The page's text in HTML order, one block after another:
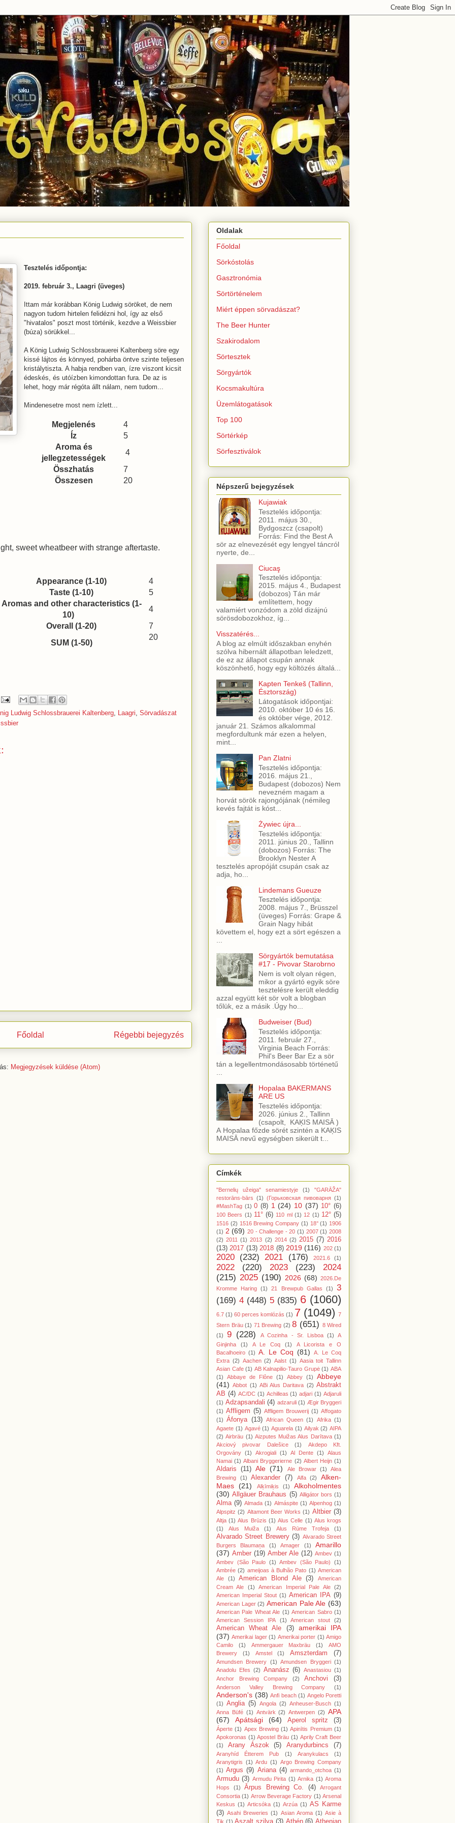
Tesztelés időpontja:
2019. február 3., Laagri (üveges)
Ittam már korábban König Ludwig söröket, de nem
nagyon tudom hirtelen felidézni hol, így az első
"hivatalos" poszt most történik, kezdve a Weissbier
(búza) sörükkel...
A König Ludwig Schlossbrauerei Kaltenberg söre egy
kissé lájtos és könnyed, pohárba öntve szinte teljesen
kristálytiszta. A habja rendben van, ízre viszont kicsit
édeskés, és utóízben kimondottan fura. De az is
lehet, hogy már régóta állt nálam, nem tudom...
Mindenesetre most nem ízlett...
Megjelenés
4
Íz
5
Aroma és
jellegzetességek
4
Összhatás
7
Összesen
20
sweet wheatbeer with strange aftertaste.
Appearance (1-10)
4
Taste (1-10)
5
Aromas and other characteristics (1-
10)
4
Overall (1-20)
7
SUM (1-50)
20
Ludwig Schlossbrauerei Kaltenberg, Laagri, Sörvadászat
Régebbi bejegyzés
Főoldal
Megjegyzések küldése (Atom)
Oldalak
Főoldal
Sörkóstolás
Gasztronómia
Sörtörténelem
Miért éppen sörvadászat?
The Beer Hunter
Szakirodalom
Sörtesztek
Sörgyártók
Kocsmakultúra
Üzemlátogatások
Top 100
Sörtérkép
Sörfesztiválok
Népszerű bejegyzések
Kujawiak
Tesztelés időpontja:
2011. május 30.,
Bydgoszcz (csapolt)
Forrás: Find the Best A
sör az elnevezését egy lengyel táncról
nyerte, de...
Ciucaş
Tesztelés időpontja:
2015. május 4., Budapest
(dobozos) Tán már
említettem, hogy
valamiért vonzódom a zöld dizájnú
sörösdobozokhoz, íg...
Visszatérés...
A blog az elmúlt időszakban enyhén
szólva hibernált állapotban leledzett,
de ez az állapot csupán annak
köszönhető, hogy egy költözés általá...
Kapten Tenkeš (Tallinn,
Észtország)
Látogatások időpontjai:
2010. október 10 és 16.
és október vége, 2012.
január 21. Számos alkalommal
megfordultunk már ezen a helyen,
mint...
Pan Zlatni
Tesztelés időpontja:
2016. május 21.,
Budapest (dobozos) Nem
nevezném magam a
horvát sörök rajongójának (némileg
kevés fajtát is kóst...
Żywiec újra...
Tesztelés időpontja:
2011. június 20., Tallinn
(dobozos) Forrás: The
Brooklyn Nester A
tesztelés apropóját csupán csak az
adja, ho...
Lindemans Gueuze
Tesztelés időpontja:
2008. május 7., Brüsszel
(üveges) Forrás: Grape &
Grain Nagy hibát
követtem el, hogy ezt a sört egészen a
...
Sörgyártók bemutatása
#17 - Pivovar Starobrno
Nem is volt olyan régen,
mikor a gyártó egyik söre
tesztelésre került eleddig
azzal együtt két sör volt a blogban
tőlük, ez a másik .Úgy ho...
Budweiser (Bud)
Tesztelés időpontja:
2011. február 27.,
Virginia Beach Forrás:
Phil's Beer Bar Ez a sör
tán a legellentmondásosabb történetű
Hopalaa BAKERMANS
ARE US
Tesztelés időpontja:
2026. június 2., Tallinn
(csapolt, KAĶIS MAISĀ )
A Hopalaa főzde sörét szintén a KAĶIS
MAISĀ nevű egységben sikerült t...
Címkék
"Bernelių užeiga" senamiestyje (1)
"GARĀŽA"
restorāns-bārs (1) (Горьковская пивоварня (1)
#MashTag (1) 0 (8) 1 (24) 10 (37) 10° (6)
100 Beers (1) 11° (6) 110 ml (1) 12 (1) 12° (5)
1516 (2) 1516 Brewing Company (1) 18° (1) 1906
(1) 2 (69) 20 - Challenge - 20 (1) 2007 (1) 2008
(2) 2011 (1) 2013 (2) 2014 (2) 2015 (7) 2016
(13) 2017 (13) 2018 (8) 2019 (116) 202 (1)
2020 (232) 2021 (176) 2021.6 (1)
2022 (220) 2023 (223)
2024
(215) 2025 (190) 2026 (68) 2026.De
Kromme Haring
(1) 21 Brewpub Gallas (1)
3
(169) 4 (448) 5 (835) 6 (1060)
6.7 (1) 60 perces komlózás (1) 7 (1049) 7
Stern Bräu (1) 71 Brewing (2) 8 (651) 8 Wired
(1)
9 (228) A Cozinha - Sr. Lisboa (1)
A
Ginjinha
(1) A Le Coq (1)
A Licorista e O
Bacalhoeiro (1) A. Le Coq (81)
A. Le Coq
Extra (2) Aachen (2) Aalst (1) Aasia toit Tallinn
Asian Cafe (1) AB Kalnapilio-Tauro Grupė (1) ABA
(1)
Abbaye de Flône (1) Abbey (1)
Abbeye
(41)
Abbot (1) ABi Alus Daritava (2) Abstrakt
AB (4) AC/DC (1) Achilleas (1) adjari (1) Adjaruli
(1) Adzapsandali (4) adzaruli (1) Ægir Bryggeri
(1) Affligem (5) Affligem Brouwerij (1) Affogato
(1)
Áfonya (13) African Queen (1) Afrika (1)
Agaete (1) Agavé (1) Aguarela (1) Ailyak (2) AIPA
(2) Airbräu (1) Aizputes Muižas Alus Darītava (1)
Akciový pivovar Dalešice
(1)
Akdepo Kft.
Orgovány (1) Akrogiali (1) Al Dente (1)
Alaus
Namai (1) Albani Bryggerierne (2) Albert Heijn (1)
Aldaris (11) Ale (71) Ale Browar (1)
Alea
Brewing
(1) Alexander (7) Alfa (2)
Alken-
Maes
(21) Alķīmiķis (1)
Alkoholmentes
(30) Allgäuer Brauhaus (5) Alligátor bors (1)
Alma (9) Almada (1) Almáspite (1) Alpenhog (1)
Alpspitz (2) Altamont Beer Works (1) Altbier (3)
Altja (1) Alus Brūzis (1) Alus Celle (1) Alus krogs
(1)
Alus Muiža (1) Alus Rūme Trofeja (1)
Alvarado Street Brewery (3) Alvarado Street
Burgers Blaumaņa
(1) Amager (1)
Amarillo
(37) Amber (19) Amber Ale (12) Ambev (1)
Ambev (São Paulo (1) Ambev (São Paulo)
(1)
Ambrée (2) ameijoas à Bulhão Pato (1) American
Ale
(1) American Blond Ale (3)
American
Cream Ale
(1) American Imperial Pale Ale
(2)
American Imperial Stout (1) American IPA (9)
American Lager (2) American Pale Ale (63)
American Pale Wheat Ale (1) American Sabro (1)
American Session IPA
(1) American stout (2)
American Wheat Ale (3)
amerikai IPA
(37) Amerikai lager (1) Amerikai porter (1) Amigo
Camilo
(1) Ammergauer Maxbräu (1)
AMO
Brewery
(1) Amstel (1) Amszterdam (7)
Amundsen Brewery (1) Amundsen Bryggeri (1)
Anadolu Efes (2) Ananász (6) Anastasiou (1)
Anchor Brewing Company
(2) Anchovi (3)
Anderson Valley Brewing Company (1)
Anderson's (38) Anfi beach (1) Angelo Poretti
(1) Anglia (5) Angola (2) Anheuser-Busch (1)
Anna Büfé (1) Antvärk (2) Antwerpen (2) APA
(67)
Apátsági (64) Aperol spritz (3)
Áperte (1) Apex Brewing (1) Apinītis Premium (1)
Apokoronas (1) Apostel Bräu (1) Aprily Craft Beer
(1)
Arany Ászok (5) Aranydurbincs (7)
Aranyhíd Étterem Pub (1) Aranykulacs
(1)
Aranytigris (1) Ardu (1) Argo Brewing Company
(1) Argus (9) Ariana (4) armando_otchoa (1)
Armudu (3) Armudu Pirita (1) Arnika (1) Aroma
Hops
(1) Ārpus Brewing Co. (4)
Arrogant
Consortia (1) Arrow Beverage Factory (1) Arsenal
Keskus (1) Articsóka (1) Arzúa (1) AS Karme
(3) Asahi Breweries (1) Asian Aroma (1) Asie à
Tik (1) Aszalt szilva (3) Athén (6) Athenian